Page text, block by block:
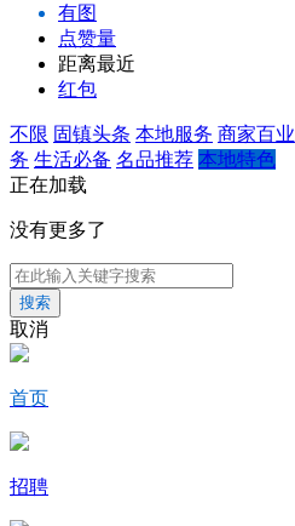
有图
点赞量
距离最近
红包
不限 固镇头条 本地服务 商家百业
务 生活必备 名品推荐 本地特色
正在加载
没有更多了
搜索
取消
首页
招聘